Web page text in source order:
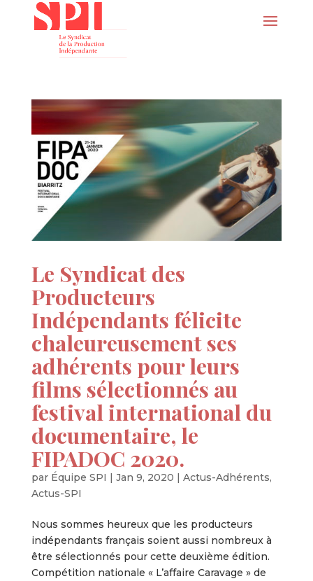
Le Syndicat des
Producteurs
Indépendants félicite
chaleureusement ses
adhérents pour leurs
films sélectionnés au
festival international du
documentaire, le
FIPADOC 2020.
par Équipe SPI | Jan 9, 2020 | Actus-Adhérents,
Actus-SPI
Nous sommes heureux que les producteurs
indépendants français soient aussi nombreux à
être sélectionnés pour cette deuxième édition.
Compétition nationale « L’affaire Caravage » de